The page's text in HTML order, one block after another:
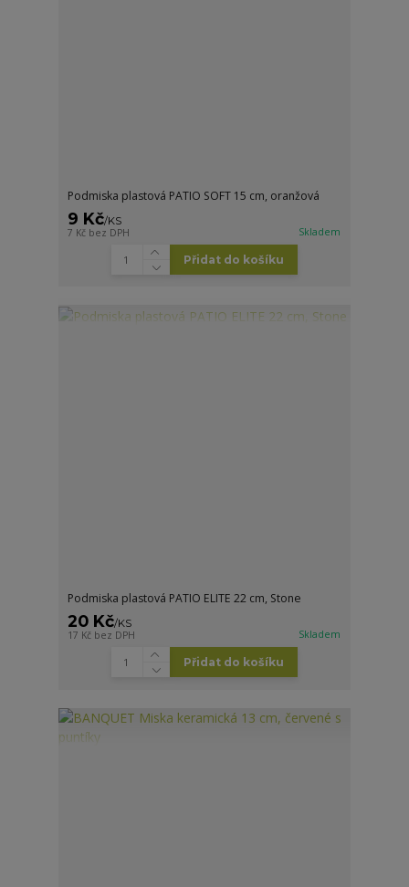
Podmiska plastová PATIO SOFT 15 cm, oranžová
9 Kč/KS
7 Kč bez DPH Skladem
Přidat do košíku
Podmiska plastová PATIO ELITE 22 cm, Stone
20 Kč/KS
17 Kč bez DPH Skladem
Přidat do košíku